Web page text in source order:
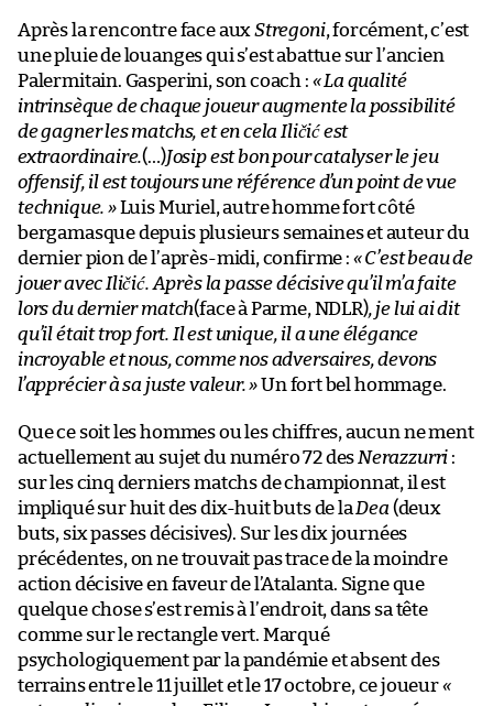
Après la rencontre face aux Stregoni, forcément, c’est
une pluie de louanges qui s’est abattue sur l’ancien
Palermitain. Gasperini, son coach : « La qualité
intrinsèque de chaque joueur augmente la possibilité
de gagner les matchs, et en cela Iličić est
extraordinaire.(…)Josip est bon pour catalyser le jeu
offensif, il est toujours une référence d’un point de vue
technique. »Luis Muriel, autre homme fort côté
bergamasque depuis plusieurs semaines et auteur du
dernier pion de l’après-midi, confirme : « C’est beau de
jouer avec Iličić. Après la passe décisive qu’il m’a faite
lors du dernier match(face à Parme, NDLR), je lui ai dit
qu’il était trop fort. Il est unique, il a une élégance
incroyable et nous, comme nos adversaires, devons
l’apprécier à sa juste valeur. »Un fort bel hommage.
Que ce soit les hommes ou les chiffres, aucun ne ment
actuellement au sujet du numéro 72 des Nerazzurri :
sur les cinq derniers matchs de championnat, il est
impliqué sur huit des dix-huit buts de la Dea (deux
buts, six passes décisives). Sur les dix journées
précédentes, on ne trouvait pas trace de la moindre
action décisive en faveur de l’Atalanta. Signe que
quelque chose s’est remis à l’endroit, dans sa tête
comme sur le rectangle vert. Marqué
psychologiquement par la pandémie et absent des
terrains entre le 11 juillet et le 17 octobre, ce joueur«